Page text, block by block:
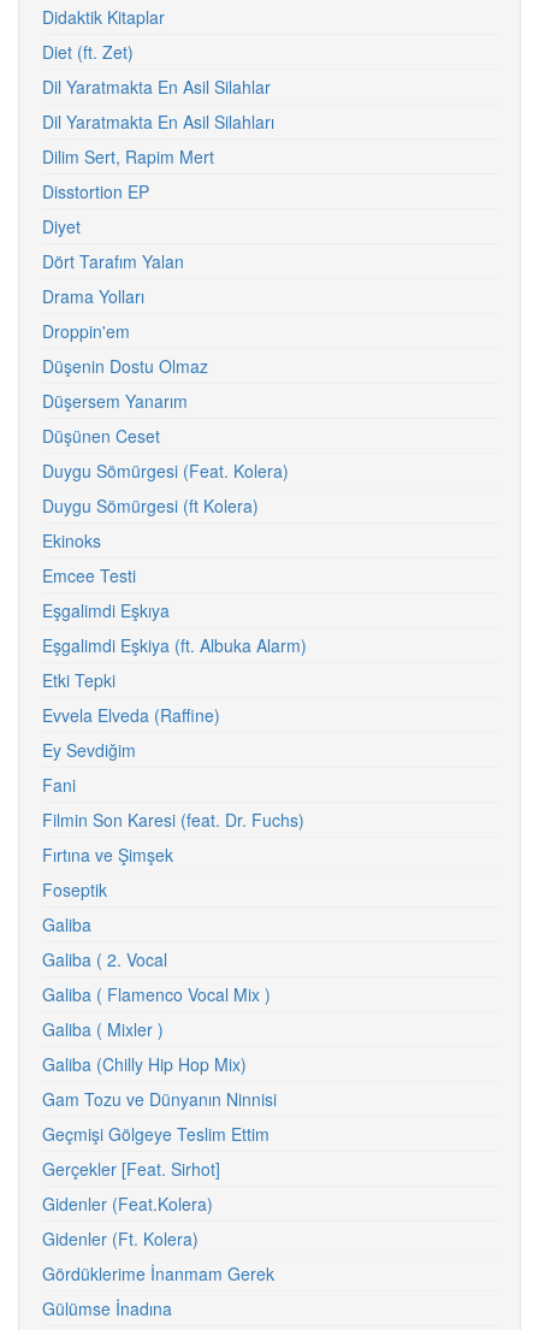
Didaktik Kitaplar
Diet (ft. Zet)
Dil Yaratmakta En Asil Silahlar
Dil Yaratmakta En Asil Silahları
Dilim Sert, Rapim Mert
Disstortion EP
Diyet
Dört Tarafım Yalan
Drama Yolları
Droppin'em
Düşenin Dostu Olmaz
Düşersem Yanarım
Düşünen Ceset
Duygu Sömürgesi (Feat. Kolera)
Duygu Sömürgesi (ft Kolera)
Ekinoks
Emcee Testi
Eşgalimdi Eşkıya
Eşgalimdi Eşkiya (ft. Albuka Alarm)
Etki Tepki
Evvela Elveda (Raffine)
Ey Sevdiğim
Fani
Filmin Son Karesi (feat. Dr. Fuchs)
Fırtına ve Şimşek
Foseptik
Galiba
Galiba ( 2. Vocal
Galiba ( Flamenco Vocal Mix )
Galiba ( Mixler )
Galiba (Chilly Hip Hop Mix)
Gam Tozu ve Dünyanın Ninnisi
Geçmişi Gölgeye Teslim Ettim
Gerçekler [Feat. Sirhot]
Gidenler (Feat.Kolera)
Gidenler (Ft. Kolera)
Gördüklerime İnanmam Gerek
Gülümse İnadına